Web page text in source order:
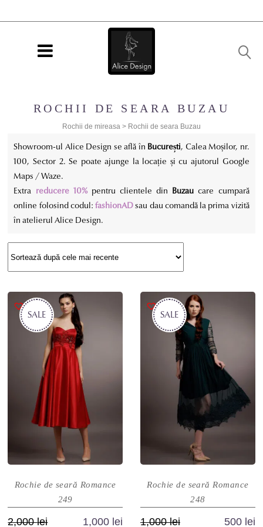
ROCHII DE SEARA BUZAU
Rochii de mireasa > Rochii de seara Buzau
Showroom-ul Alice Design se află în București, Calea Moșilor, nr.
100, Sector 2. Se poate ajunge la locație și cu ajutorul Google
Maps / Waze.
Extra reducere 10% pentru clientele din Buzau care cumpară
online folosind codul:fashionADsau dau comandă la prima vizită
în atelierul Alice Design.
SALE
Rochie de seară Romance
249
2,000leiPrețul
1,000 lei
Prețul
SALE
Rochie de seară Romance
248
1,000leiPrețul
500 lei
Prețul